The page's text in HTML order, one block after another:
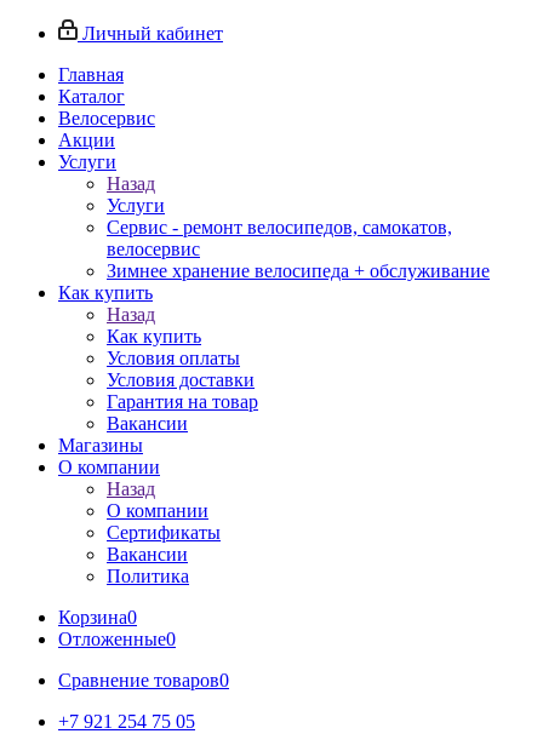
Личный кабинет
Главная
Каталог
Велосервис
Акции
Услуги
Назад
Услуги
Сервис - ремонт велосипедов, самокатов,
велосервис
Зимнее хранение велосипеда + обслуживание
Как купить
Назад
Как купить
Условия оплаты
Условия доставки
Гарантия на товар
Вакансии
Магазины
О компании
Назад
О компании
Сертификаты
Вакансии
Политика
Корзина0
Отложенные0
Сравнение товаров0
+7 921 254 75 05